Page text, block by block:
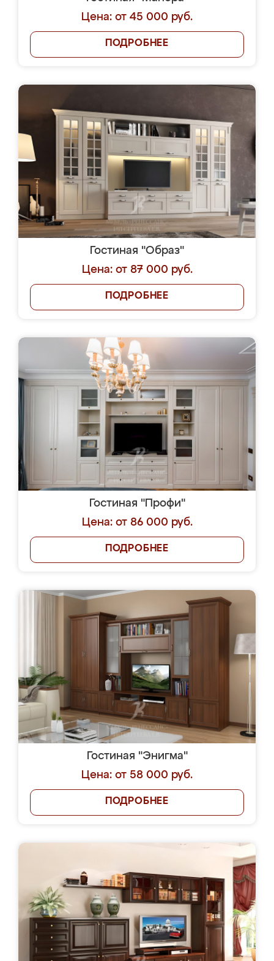
Цена: от 45 000 руб.
ПОДРОБНЕЕ
Гостиная "Образ"
Цена: от 87 000 руб.
ПОДРОБНЕЕ
Гостиная "Профи"
Цена: от 86 000 руб.
ПОДРОБНЕЕ
Гостиная "Энигма"
Цена: от 58 000 руб.
ПОДРОБНЕЕ